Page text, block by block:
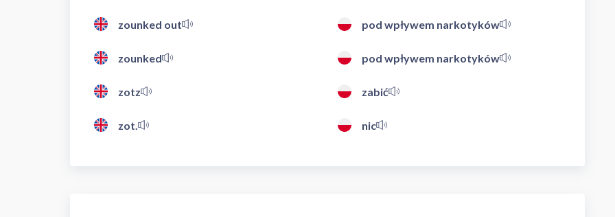
zounked out pod wpływem narkotyków
zounked pod wpływem narkotyków
zotz zabić
zot. nic